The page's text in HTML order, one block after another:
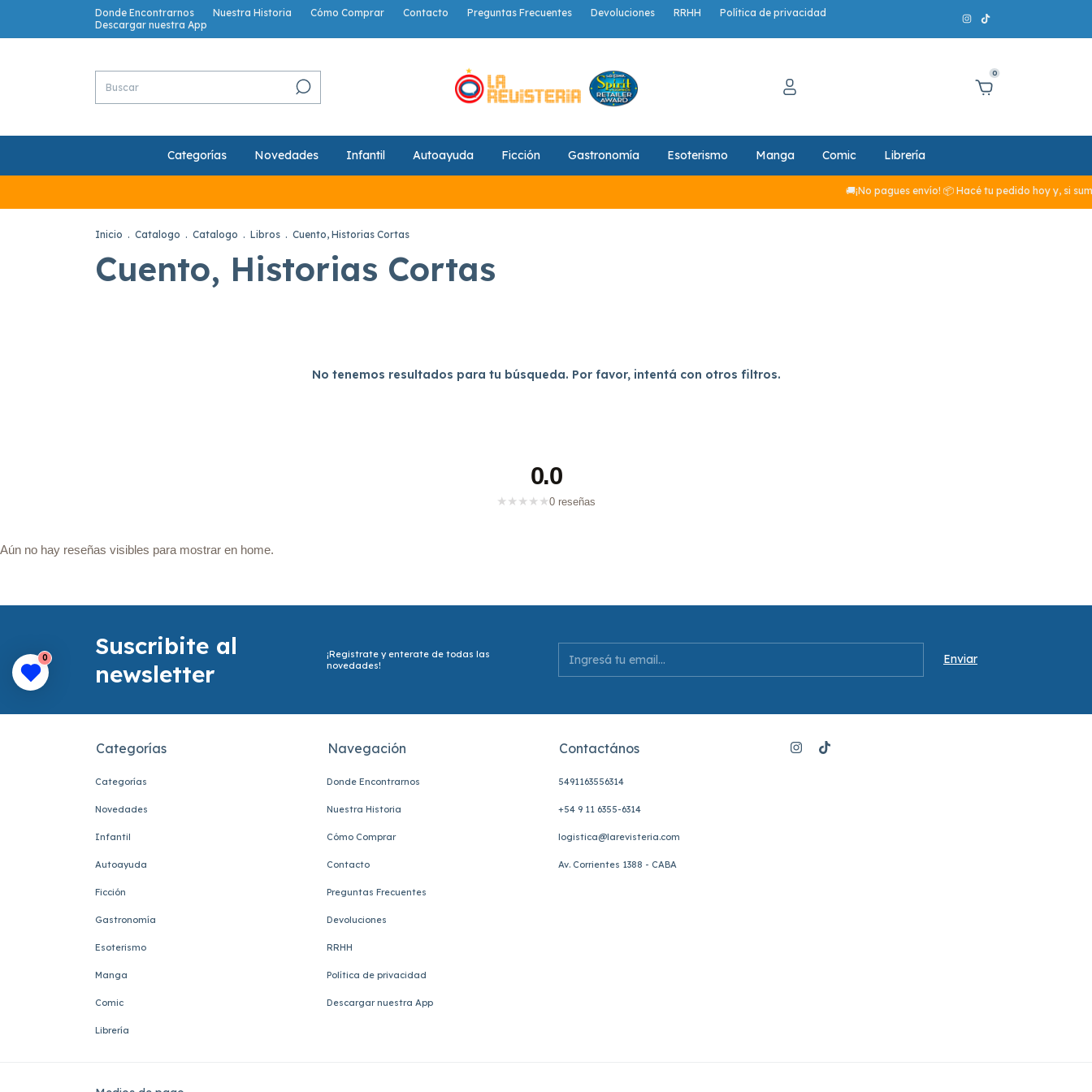
Donde Encontrarnos Nuestra Historia Cómo Comprar Contacto Preguntas Frecuentes Devoluciones RRHH
Política de privacidad
Descargar nuestra App
0
Categorías Novedades Infantil Autoayuda Ficción Gastronomía Esoterismo Manga Comic Librería
🚚¡No pagues envío! 📦 Hacé tu pedido hoy y, si
Inicio . Catalogo . Catalogo . Libros . Cuento, Historias Cortas
Cuento, Historias Cortas
No tenemos resultados para tu búsqueda. Por favor, intentá con otros filtros.
0.0
★ ★ ★ ★ ★0 reseñas
Aún no hay reseñas visibles para mostrar en home.
Suscribite al
newsletter
¡Registrate y enterate de todas las
novedades!
Categorías
Categorías
Novedades
Infantil
Autoayuda
Ficción
Gastronomía
Esoterismo
Manga
Comic
Librería
Navegación
Donde Encontrarnos
Nuestra Historia
Cómo Comprar
Contacto
Preguntas Frecuentes
Devoluciones
RRHH
Política de privacidad
Descargar nuestra App
Contactános
5491163556314
+54 9 11 6355-6314
logistica@larevisteria.com
Av. Corrientes 1388 - CABA
0